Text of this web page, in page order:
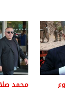
محمد